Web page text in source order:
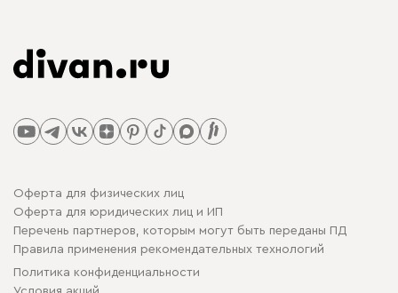
Оферта для физических лиц
Оферта для юридических лиц и ИП
Перечень партнеров, которым могут быть переданы ПД
Правила применения рекомендательных технологий
Политика конфиденциальности